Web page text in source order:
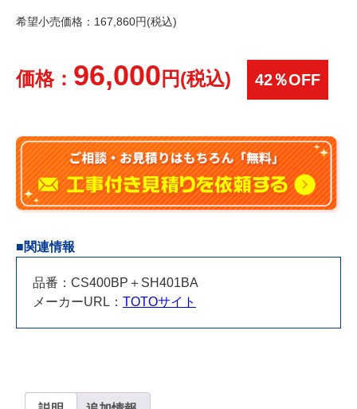
希望小売価格：167,860円(税込)
価格： 96,000 円(税込) 42％OFF
■関連情報
品番：CS400BP＋SH401BA
メーカーURL： TOTOサイト